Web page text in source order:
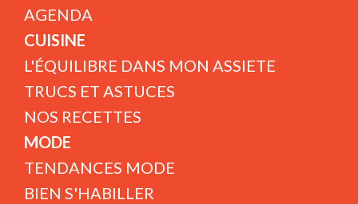
AGENDA
CUISINE
L'ÉQUILIBRE DANS MON ASSIETE
TRUCS ET ASTUCES
NOS RECETTES
MODE
TENDANCES MODE
BIEN S'HABILLER